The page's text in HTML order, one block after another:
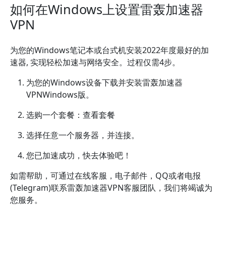
如何在Windows上设置雷轰加速器
VPN
为您的Windows笔记本或台式机安装2022年度最好的加
速器, 实现轻松加速与网络安全。过程仅需4步。
为您的Windows设备下载并安装雷轰加速器
VPNWindows版。
选购一个套餐：查看套餐
选择任意一个服务器，并连接。
您已加速成功，快去体验吧！
如需帮助，可通过在线客服，电子邮件，QQ或者电报
(Telegram)联系雷轰加速器VPN客服团队，我们将竭诚为
您服务。